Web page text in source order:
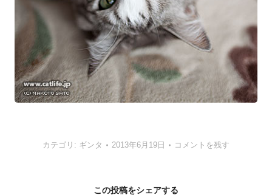
カテゴリ: ギンタ 2013年6月19日 コメントを残す
この投稿をシェアする